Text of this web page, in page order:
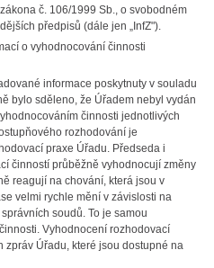
č. 106/1999 Sb., o svobodném
předpisů (dále jen „InfZ").
o vyhodnocování činnosti
informace poskytnuty v souladu
bylo sděleno, že Úřadem nebyl vydán
činnosti jednotlivých
rozhodování je
praxe Úřadu. Předseda i
činností průběžně vyhodnocují změny
reagují na chování, která jsou v
velmi rychle mění v závislosti na
soudů. To je samou
Vyhodnocení rozhodovací
zpráv Úřadu, které jsou dostupné na